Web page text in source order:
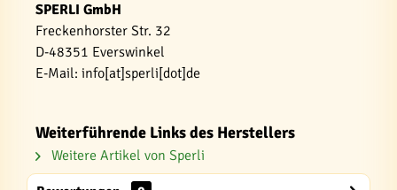
SPERLI GmbH
Freckenhorster Str. 32
D-48351 Everswinkel
E-Mail: info[at]sperli[dot]de
Weiterführende Links des Herstellers
Weitere Artikel von Sperli